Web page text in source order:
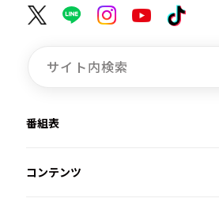
番組表
コンテンツ